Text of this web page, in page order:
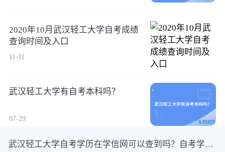
2020年10月武汉轻工大学自考成绩
查询时间及入口
11-11
武汉轻工大学有自考本科吗？
07-29
武汉轻工大学自考学历在学信网可以查到吗？自考学历认可度高吗？